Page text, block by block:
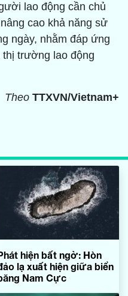
lao động cần chủ
cao khả năng sử
ngày, nhằm đáp ứng
thị trường lao động
Theo TTXVN/Vietnam+
hiện bất ngờ: Hòn
lạ xuất hiện giữa biển
Nam Cực